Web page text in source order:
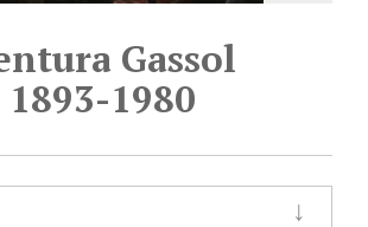
Gassol
1893-1980